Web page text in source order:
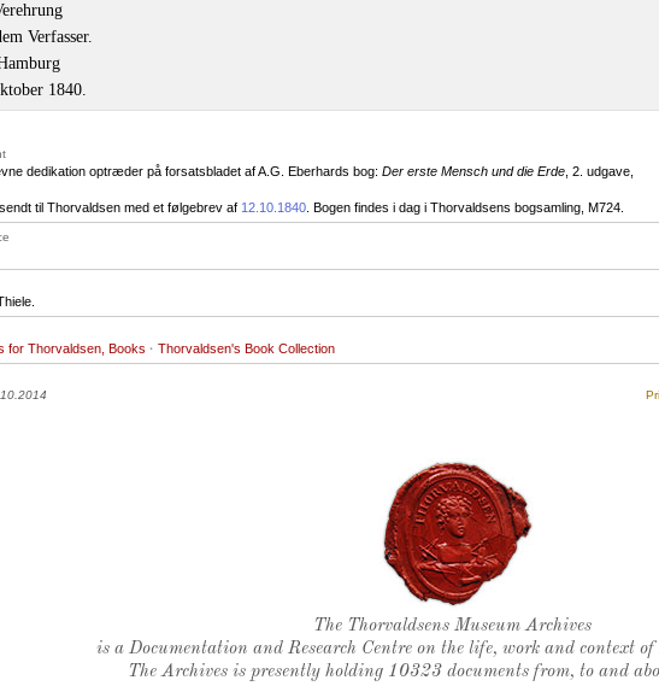
Verfasser.
1840.
dedikation optræder på forsatsbladet af A.G. Eberhards bog: Der erste Mensch und die Erde , 2. udgave,
til Thorvaldsen med et følgebrev af 12.10.1840 . Bogen findes i dag i Thorvaldsens bogsamling, M724.
for Thorvaldsen, Books · Thorvaldsen's Book Collection
Thorvaldsen's seal
The Thorvaldsens Museum Archives
is a Documentation and Research Centre on the life, work and context of
The Archives is presently holding 10323 documents from, to and